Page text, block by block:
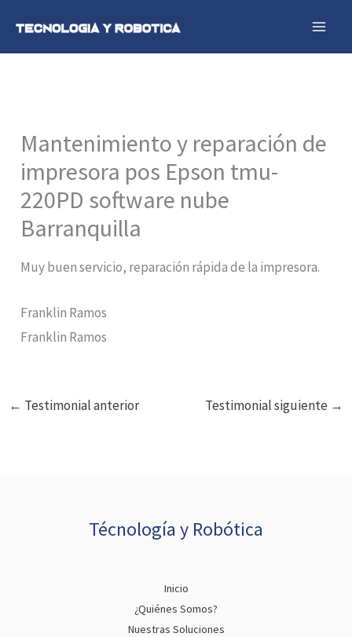
Mantenimiento y reparación de
impresora pos Epson tmu-
220PD software nube
Barranquilla
Muy buen servicio, reparación rápida de la impresora.
Franklin Ramos
Franklin Ramos
← Testimonial anterior Testimonial siguiente →
Técnología y Robótica
Inicio
¿Quiénes Somos?
Nuestras Soluciones